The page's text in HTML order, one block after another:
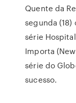
Quente da
segunda
série
Importa
série do
sucesso.